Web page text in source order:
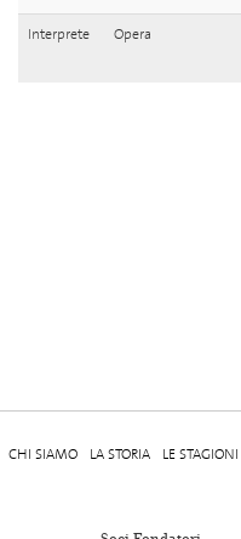
Interprete Opera
CHI SIAMO LA STORIA LE STAGIONI